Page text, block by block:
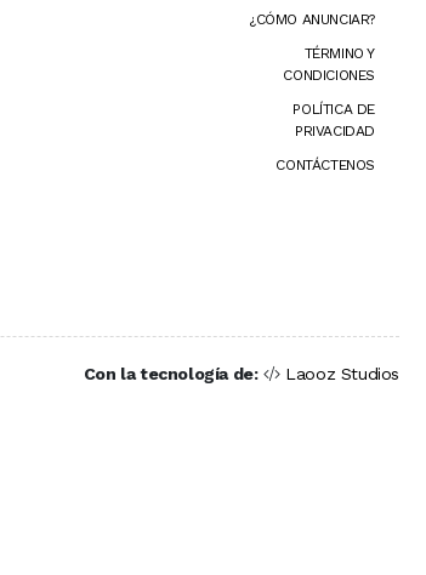
¿CÓMO ANUNCIAR?
TÉRMINO Y
CONDICIONES
POLÍTICA DE
PRIVACIDAD
CONTÁCTENOS
Con la tecnología de: Laooz Studios